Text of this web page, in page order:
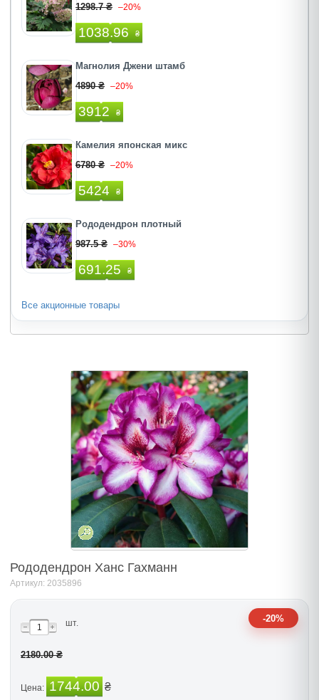
1298.7 ₴ –20%
1038.96 ₴
Магнолия Джени штамб
4890 ₴ –20%
3912 ₴
Камелия японская микс
6780 ₴ –20%
5424 ₴
Рододендрон плотный
987.5 ₴ –30%
691.25 ₴
Все акционные товары
Рододендрон Ханс Гахманн
Артикул: 2035896
-20%
шт.
2180.00 ₴
Цена: 1744.00 ₴